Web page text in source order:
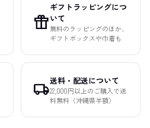
featured_seasonal_and_gifts
ギフトラッピングにつ
いて
無料のラッピングのほか、
ギフトボックスや巾着も
local_shipping送料・配送について
22,000円以上のご購入で送
料無料（沖縄県半額）